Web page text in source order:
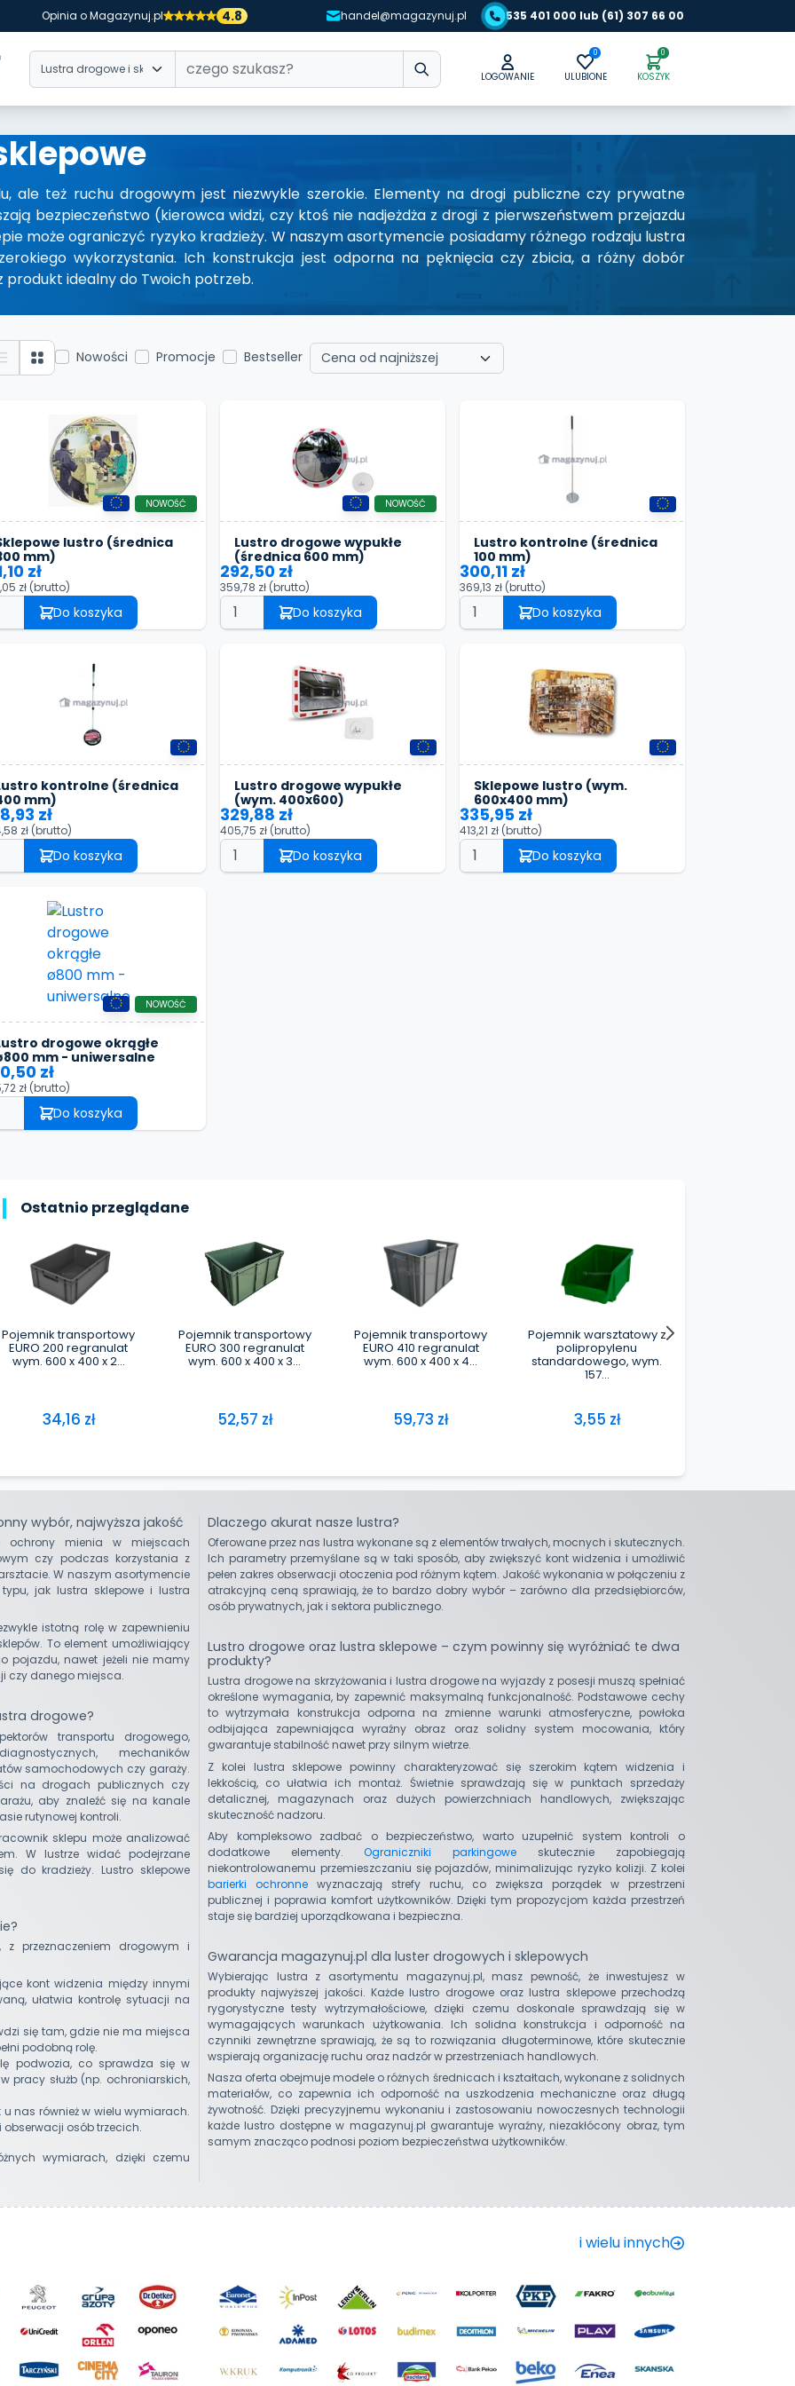
Opinia o Magazynuj.pl 4.8 handel@magazynuj.pl 535 401 000 lub (61) 307 66 00
LOGOWANIE
0
ULUBIONE
0
KOSZYK
ale też ruchu drogowym jest niezwykle szerokie. Elementy na drogi publiczne czy prywatne
bezpieczeństwo (kierowca widzi, czy ktoś nie nadjeżdża z drogi z pierwszeństwem przejazdu
może ograniczyć ryzyko kradzieży. W naszym asortymencie posiadamy różnego rodzaju lustra
wykorzystania. Ich konstrukcja jest odporna na pęknięcia czy zbicia, a różny dobór
produkt idealny do Twoich potrzeb.
Nowości Promocje Bestseller
lustro (średnica
mm)
NOWOŚĆ
zł
zł (brutto)
Do koszyka
Lustro drogowe wypukłe
(średnica 600 mm)
NOWOŚĆ
292,50 zł
359,78 zł (brutto)
Do koszyka
Lustro kontrolne (średnica
100 mm)
300,11 zł
369,13 zł (brutto)
Do koszyka
kontrolne (średnica
mm)
zł
zł (brutto)
Do koszyka
Lustro drogowe wypukłe
(wym. 400x600)
329,88 zł
405,75 zł (brutto)
Do koszyka
Sklepowe lustro (wym.
600x400 mm)
335,95 zł
413,21 zł (brutto)
Do koszyka
drogowe okrągłe
mm - uniwersalne
NOWOŚĆ
zł
zł (brutto)
Do koszyka
wybór, najwyższa jakość
ochrony mienia w miejscach
czy podczas korzystania z
W naszym asortymencie
jak lustra sklepowe i lustra
istotną rolę w zapewnieniu
To element umożliwiający
pojazdu, nawet jeżeli nie mamy
czy danego miejsca.
drogowe?
transportu drogowego,
mechaników
samochodowych czy garaży.
na drogach publicznych czy
aby znaleźć się na kanale
rutynowej kontroli.
sklepu może analizować
W lustrze widać podejrzane
do kradzieży. Lustro sklepowe
z przeznaczeniem drogowym i
kont widzenia między innymi
ułatwia kontrolę sytuacji na
się tam, gdzie nie ma miejsca
podobną rolę.
podwozia, co sprawdza się w
pracy służb (np. ochroniarskich,
u nas również w wielu wymiarach.
obserwacji osób trzecich.
wymiarach, dzięki czemu
Dlaczego akurat nasze lustra?
Oferowane przez nas lustra wykonane są z elementów trwałych, mocnych i skutecznych.
Ich parametry przemyślane są w taki sposób, aby zwiększyć kont widzenia i umożliwić
pełen zakres obserwacji otoczenia pod różnym kątem. Jakość wykonania w połączeniu z
atrakcyjną ceną sprawiają, że to bardzo dobry wybór – zarówno dla przedsiębiorców,
osób prywatnych, jak i sektora publicznego.
Lustro drogowe oraz lustra sklepowe – czym powinny się wyróżniać te dwa
produkty?
Lustra drogowe na skrzyżowania i lustra drogowe na wyjazdy z posesji muszą spełniać
określone wymagania, by zapewnić maksymalną funkcjonalność. Podstawowe cechy
to wytrzymała konstrukcja odporna na zmienne warunki atmosferyczne, powłoka
odbijająca zapewniająca wyraźny obraz oraz solidny system mocowania, który
gwarantuje stabilność nawet przy silnym wietrze.
Z kolei lustra sklepowe powinny charakteryzować się szerokim kątem widzenia i
lekkością, co ułatwia ich montaż. Świetnie sprawdzają się w punktach sprzedaży
detalicznej, magazynach oraz dużych powierzchniach handlowych, zwiększając
skuteczność nadzoru.
Aby kompleksowo zadbać o bezpieczeństwo, warto uzupełnić system kontroli o
dodatkowe elementy. Ograniczniki parkingowe skutecznie zapobiegają
niekontrolowanemu przemieszczaniu się pojazdów, minimalizując ryzyko kolizji. Z kolei
barierki ochronne wyznaczają strefy ruchu, co zwiększa porządek w przestrzeni
publicznej i poprawia komfort użytkowników. Dzięki tym propozycjom każda przestrzeń
staje się bardziej uporządkowana i bezpieczna.
Gwarancja magazynuj.pl dla luster drogowych i sklepowych
Wybierając lustra z asortymentu magazynuj.pl, masz pewność, że inwestujesz w
produkty najwyższej jakości. Każde lustro drogowe oraz lustra sklepowe przechodzą
rygorystyczne testy wytrzymałościowe, dzięki czemu doskonale sprawdzają się w
wymagających warunkach użytkowania. Ich solidna konstrukcja i odporność na
czynniki zewnętrzne sprawiają, że są to rozwiązania długoterminowe, które skutecznie
wspierają organizację ruchu oraz nadzór w przestrzeniach handlowych.
Nasza oferta obejmuje modele o różnych średnicach i kształtach, wykonane z solidnych
materiałów, co zapewnia ich odporność na uszkodzenia mechaniczne oraz długą
żywotność. Dzięki precyzyjnemu wykonaniu i zastosowaniu nowoczesnych technologii
każde lustro dostępne w magazynuj.pl gwarantuje wyraźny, niezakłócony obraz, tym
samym znacząco podnosi poziom bezpieczeństwa użytkowników.
i wielu innych